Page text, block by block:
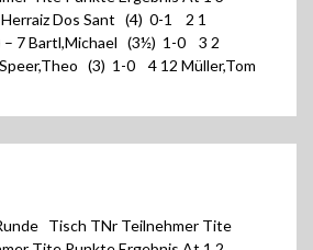
Dos Sant (4) 0-1 2 1
– 7 Bartl,Michael (3½) 1-0 3 2
(3) 1-0 4 12 Müller,Tom
Tisch TNr Teilnehmer Tite